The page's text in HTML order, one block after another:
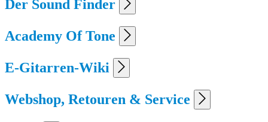
Der Sound Finder
Academy Of Tone
E-Gitarren-Wiki
Webshop, Retouren & Service